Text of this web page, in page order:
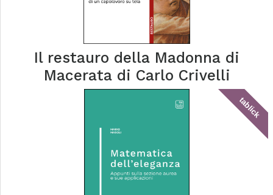
Il restauro della Madonna di
Macerata di Carlo Crivelli
tablick